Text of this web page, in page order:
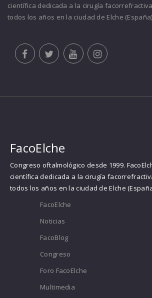
científica dedicada a la cirugía
todos los años en la ciudad de Elche
FacoElche
Congreso oftalmológico desde 1999.
científica dedicada a la cirugía
todos los años en la ciudad de Elche
FacoElche
Noticias
FacoBlog
Congreso
Foro FacoElche
Multimedia